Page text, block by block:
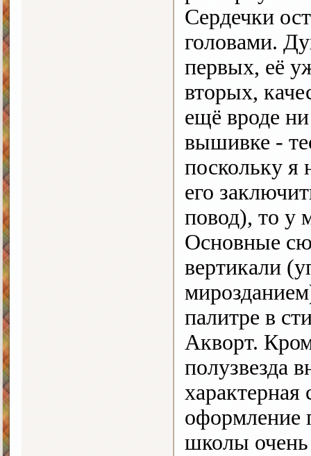
Сердечки
головами.
первых, её
вторых,
ещё вроде
вышивке -
поскольку я
его
повод), то у
Основные
вертикали
палитре в
Акворт.
полузвезда
характерная
оформление
школы